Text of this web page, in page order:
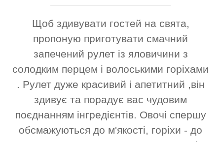
Щоб здивувати гостей на свята,
пропоную приготувати смачний
запечений рулет із яловичини з
солодким перцем і волоськими горіхами
. Рулет дуже красивий і апетитний ,він
здивує та порадує вас чудовим
поєднанням інгредієнтів. Овочі спершу
обсмажуються до м'якості, горіхи - до